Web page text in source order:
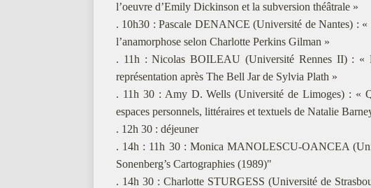
l’oeuvre d’Emily Dickinson et la subversion théâtrale »
. 10h30 : Pascale DENANCE (Université de Nantes) :
l’anamorphose selon Charlotte Perkins Gilman »
. 11h : Nicolas BOILEAU (Université Rennes II) : «
représentation après The Bell Jar de Sylvia Plath »
. 11h 30 : Amy D. Wells (Université de Limoges) : «
espaces personnels, littéraires et textuels de Natalie
. 12h 30 : déjeuner
. 14h : 11h 30 : Monica MANOLESCU-OANCEA
Sonenberg’s Cartographies (1989)"
. 14h 30 : Charlotte STURGESS (Université de